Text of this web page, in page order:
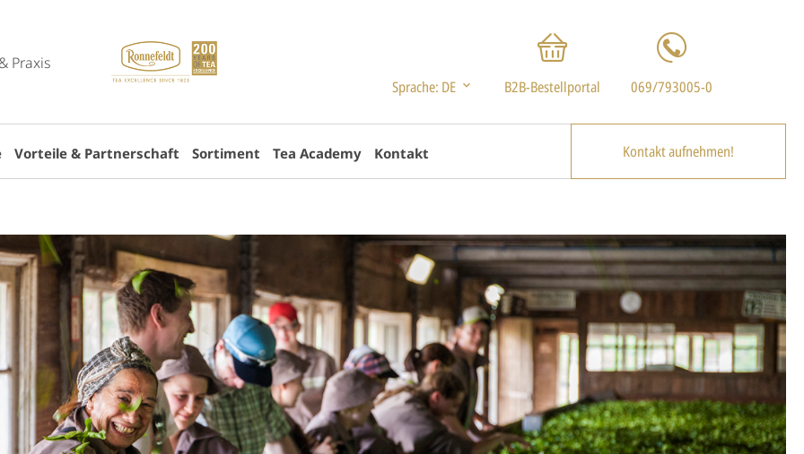
Praxis
Sprache: DE B2B-Bestellportal 069/793005-0
Vorteile & Partnerschaft Sortiment Tea Academy Kontakt Kontakt aufnehmen!